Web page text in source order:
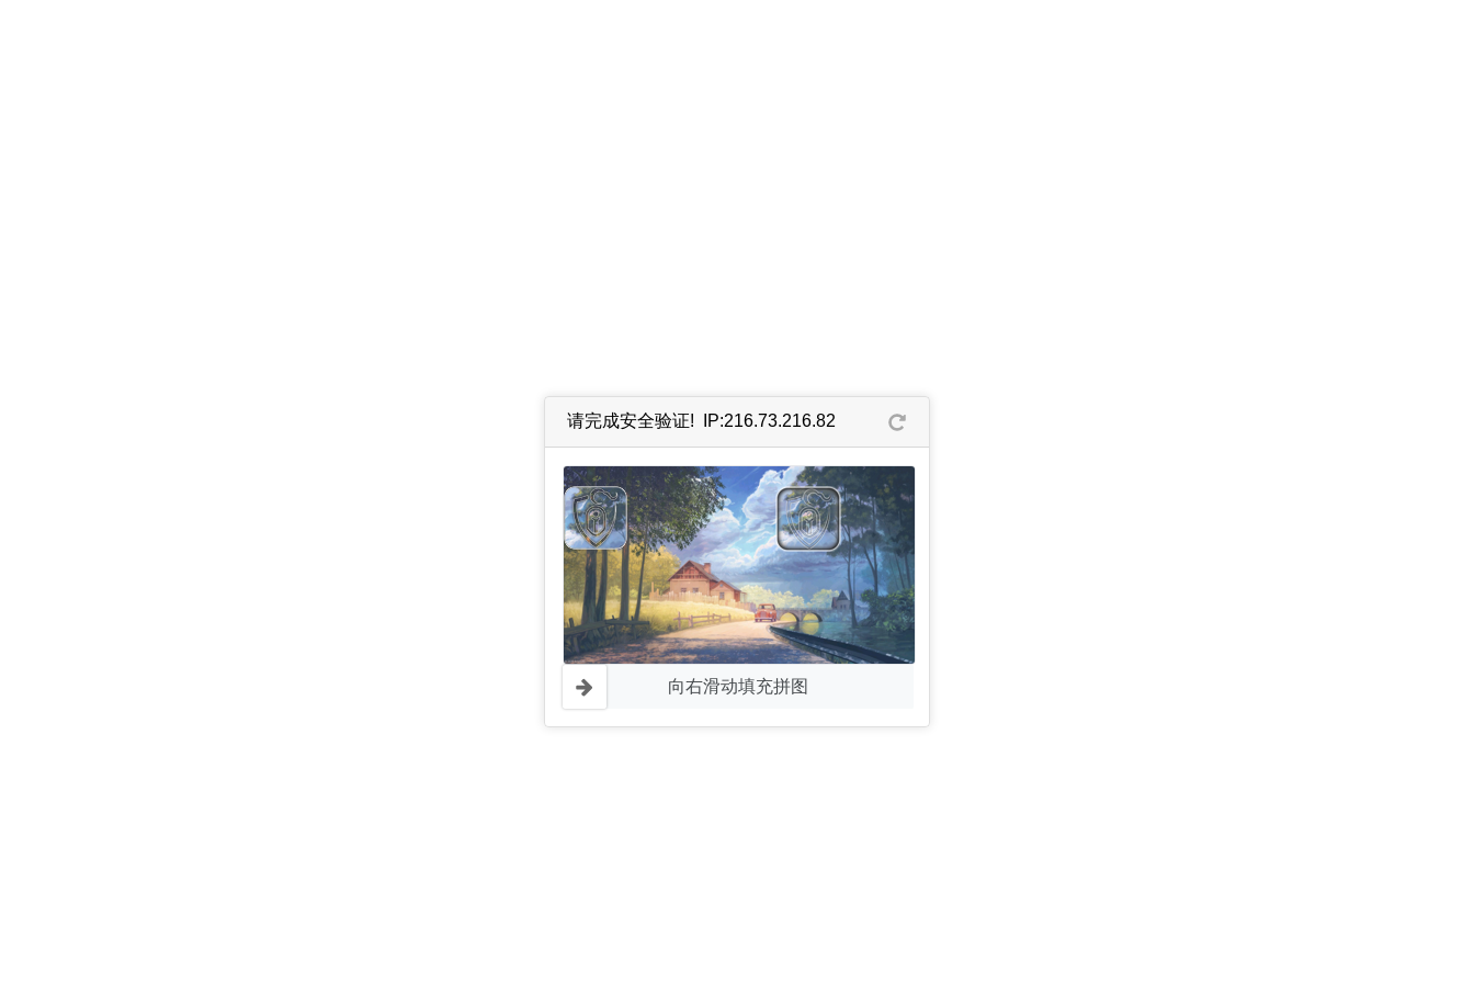
请完成安全验证! IP:216.73.216.82
向右滑动填充拼图